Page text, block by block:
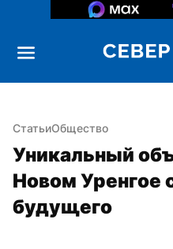
СтатьиОбщество
Уникальный
Новом Уренгое
будущего